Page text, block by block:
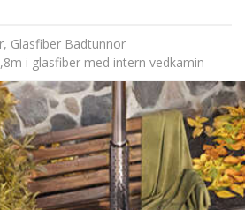
, Glasfiber Badtunnor
i glasfiber med intern vedkamin